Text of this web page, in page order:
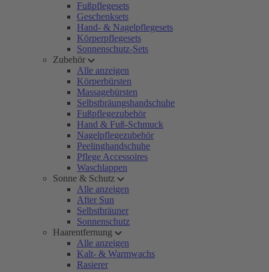
Fußpflegesets
Geschenksets
Hand- & Nagelpflegesets
Körperpflegesets
Sonnenschutz-Sets
Zubehör
Alle anzeigen
Körperbürsten
Massagebürsten
Selbstbräungshandschuhe
Fußpflegezubehör
Hand & Fuß-Schmuck
Nagelpflegezubehör
Peelinghandschuhe
Pflege Accessoires
Waschlappen
Sonne & Schutz
Alle anzeigen
After Sun
Selbstbräuner
Sonnenschutz
Haarentfernung
Alle anzeigen
Kalt- & Warmwachs
Rasierer